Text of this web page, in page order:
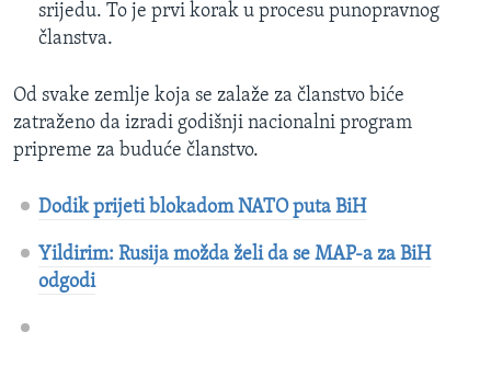
srijedu. To je prvi korak u procesu punopravnog
članstva.
Od svake zemlje koja se zalaže za članstvo biće
zatraženo da izradi godišnji nacionalni program
pripreme za buduće članstvo.
Dodik prijeti blokadom NATO puta BiH
Yildirim: Rusija možda želi da se MAP-a za BiH
odgodi